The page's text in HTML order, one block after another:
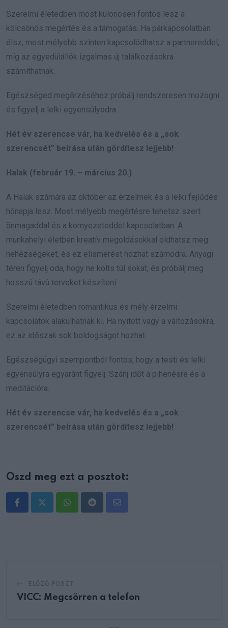
Szerelmi életedben most különösen fontos lesz a
kölcsönös megértés és a támogatás. Ha párkapcsolatban
élsz, most mélyebb szinten kapcsolódhatsz a partnereddel,
míg az egyedülállók izgalmas új találkozásokra
számíthatnak.
Egészséged megőrzéséhez próbálj rendszeresen mozogni
és figyelj a lelki egyensúlyodra.
Hét év szerencse vár, ha kedvelés és a „sok
szerencsét” beírása után gördítesz lejjebb!
Halak (február 19. – március 20.)
A Halak számára az október az érzelmek és a lelki fejlődés
hónapja lesz. Most mélyebb megértésre tehetsz szert
önmagaddal és a környezeteddel kapcsolatban. A
munkahelyi életben kreatív megoldásokkal oldhatsz meg
nehézségeket, és ez elismerést hozhat számodra. Anyagi
téren figyelj oda, hogy ne költs túl sokat, és próbálj meg
hosszú távú terveket készíteni.
Szerelmi életedben romantikus és mély érzelmi
kapcsolatok alakulhatnak ki. Ha nyitott vagy a változásokra,
ez az időszak sok boldogságot hozhat.
Egészségügyi szempontból fontos, hogy a testi és lelki
egyensúlyra egyaránt figyelj. Szánj időt a pihenésre és a
meditációra.
Hét év szerencse vár, ha kedvelés és a „sok
szerencsét” beírása után gördítesz lejjebb!
Oszd meg ezt a posztot:
WhatsappRedditShare
VICC: Megcsörren a telefon